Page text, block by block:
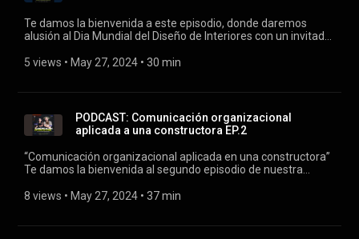
Te damos la bienvenida a este episodio, donde daremos
alusión al Dia Mundial del Diseño de Interiores con un invitado
la importancia que tiene el interiorismo en relación al sector
5 views • May 27, 2024 • 30 min
PODCAST: Comunicación organizacional
aplicada a una constructora EP.2
“Comunicación organizacional aplicada en una constructora”
Te damos la bienvenida al segundo episodio de nuestra
ocasión hablaremos sobre uno de los pilares más
8 views • May 27, 2024 • 37 min